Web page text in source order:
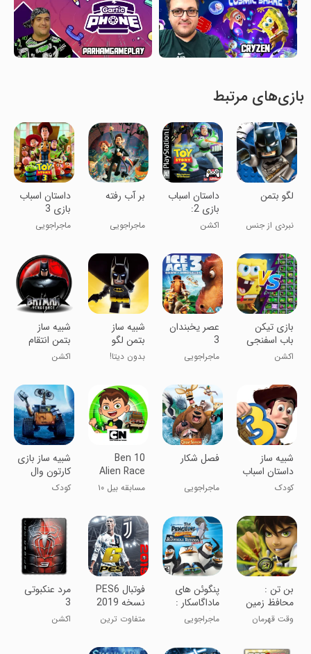
بازی‌های مرتبط
لگو بتمن
نبردی از جنس
داستان اسباب
بازی 2:
عملیات نجات
اکشن
بر آب رفته
ماجراجویی
داستان اسباب
بازی 3
ماجراجویی
‏بازی تیکن
باب اسفنجی
اکشن
عصر یخبندان
3
ماجراجویی
‏‏شبیه ساز
‏بتمن لگو
بدون دیتا!
شبیه ساز
بتمن انتقام
پلی استیشن
اکشن
‏شبیه ساز
داستان اسباب
بازی ها 3
کودک
فصل شکار
ماجراجویی
Ben 10
Alien Race
مسابقه بیل ۱۰
فضایی
‏شبیه ساز بازی
کارتون وال
ایی
کودک
بن تن :
محافظ زمین
وقت قهرمان
پنگوئن های
ماداگاسکار :
بازگشت دکتر
ماجراجویی
فوتبال PES6
نسخه 2019
متفاوت ترین
مرد عنکبوتی
3
اکشن